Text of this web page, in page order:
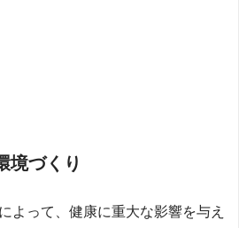
境づくり
よって、健康に重大な影響を与え